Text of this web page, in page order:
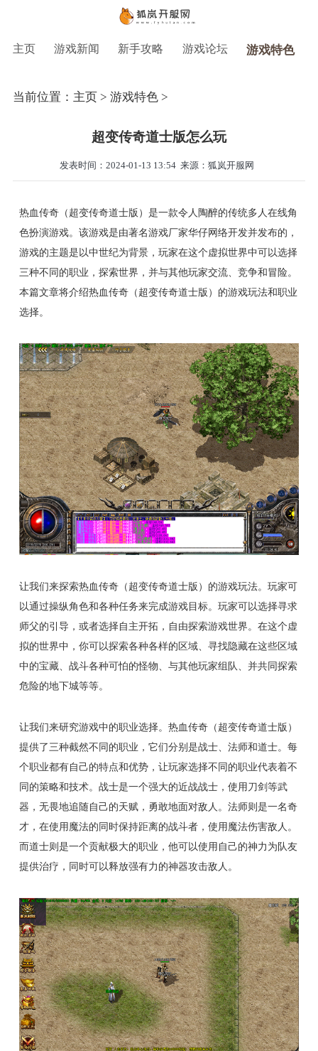
主页 游戏新闻 新手攻略 游戏论坛 游戏特色
当前位置： 主页> 游戏特色>
超变传奇道士版怎么玩
发表时间：2024-01-13 13:54 来源：狐岚开服网
热血传奇（超变传奇道士版）是一款令人陶醉的传统多人在线角
色扮演游戏。该游戏是由著名游戏厂家华仔网络开发并发布的，
游戏的主题是以中世纪为背景，玩家在这个虚拟世界中可以选择
三种不同的职业，探索世界，并与其他玩家交流、竞争和冒险。
本篇文章将介绍热血传奇（超变传奇道士版）的游戏玩法和职业
选择。
让我们来探索热血传奇（超变传奇道士版）的游戏玩法。玩家可
以通过操纵角色和各种任务来完成游戏目标。玩家可以选择寻求
师父的引导，或者选择自主开拓，自由探索游戏世界。在这个虚
拟的世界中，你可以探索各种各样的区域、寻找隐藏在这些区域
中的宝藏、战斗各种可怕的怪物、与其他玩家组队、并共同探索
危险的地下城等等。
让我们来研究游戏中的职业选择。热血传奇（超变传奇道士版）
提供了三种截然不同的职业，它们分别是战士、法师和道士。每
个职业都有自己的特点和优势，让玩家选择不同的职业代表着不
同的策略和技术。战士是一个强大的近战战士，使用刀剑等武
器，无畏地追随自己的天赋，勇敢地面对敌人。法师则是一名奇
才，在使用魔法的同时保持距离的战斗者，使用魔法伤害敌人。
而道士则是一个贡献极大的职业，他可以使用自己的神力为队友
提供治疗，同时可以释放强有力的神器攻击敌人。